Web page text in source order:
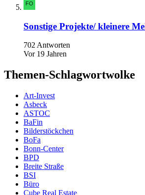
Sonstige Projekte/ kleinere
702 Antworten
Vor 19 Jahren
Themen-Schlagwortwolke
Art-Invest
Asbeck
ASTOC
BaFin
Bilderstöckchen
BoFa
Bonn-Center
BPD
Breite Straße
BSI
Büro
Cube Real Estate